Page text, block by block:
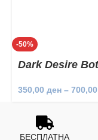
-50%
Dark Desire
350,00 ден – 700,00
БЕСПЛАТНА